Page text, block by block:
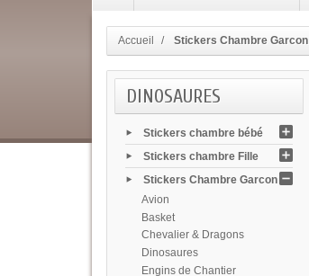
Accueil Stickers Chambre Garcon
DINOSAURES
Stickers chambre bébé
Stickers chambre Fille
Stickers Chambre Garcon
Avion
Basket
Chevalier & Dragons
Dinosaures
Engins de Chantier